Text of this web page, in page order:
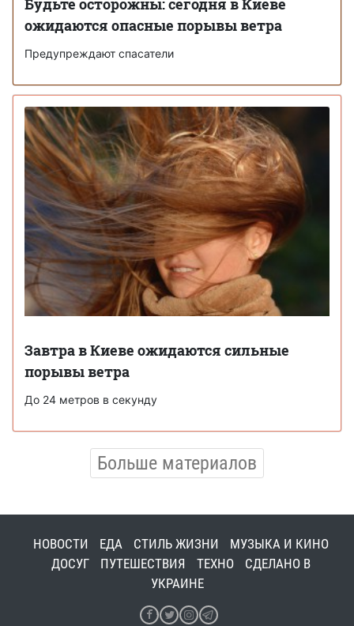
ожидаются опасные порывы ветра
Предупреждают спасатели
Завтра в Киеве ожидаются сильные
порывы ветра
До 24 метров в секунду
Больше материалов
НОВОСТИ ЕДА СТИЛЬ ЖИЗНИ
МУЗЫКА И КИНО
ДОСУГ
ПУТЕШЕСТВИЯ ТЕХНО
СДЕЛАНО В
УКРАИНЕ